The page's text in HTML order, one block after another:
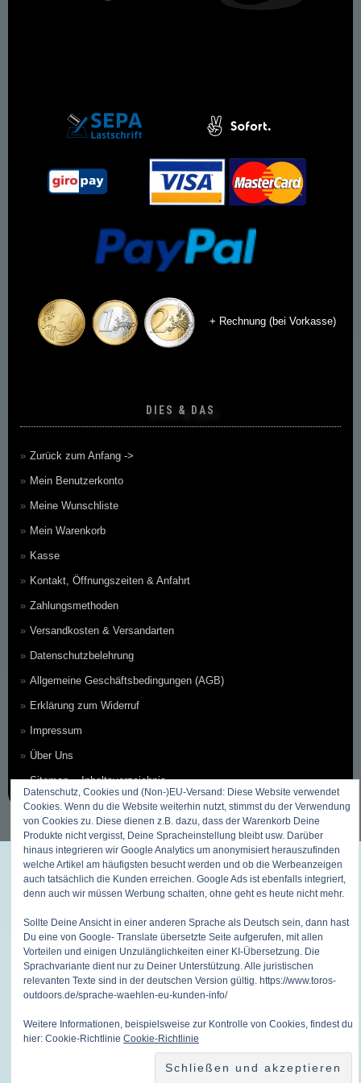
+ Rechnung (bei Vorkasse)
DIES & DAS
Zurück zum Anfang ->
Mein Benutzerkonto
Meine Wunschliste
Mein Warenkorb
Kasse
Kontakt, Öffnungszeiten & Anfahrt
Zahlungsmethoden
Versandkosten & Versandarten
Datenschutzbelehrung
Allgemeine Geschäftsbedingungen (AGB)
Erklärung zum Widerruf
Impressum
Über Uns
Sitemap ~ Inhaltsverzeichnis
Datenschutz, Cookies und (Non-)EU-Versand: Diese Website verwendet
Cookies. Wenn du die Website weiterhin nutzt, stimmst du der Verwendung
von Cookies zu. Diese dienen z.B. dazu, dass der Warenkorb Deine
Produkte nicht vergisst, Deine Spracheinstellung bleibt usw. Darüber
hinaus integrieren wir Google Analytics um anonymisiert herauszufinden
welche Artikel am häufigsten besucht werden und ob die Werbeanzeigen
auch tatsächlich die Kunden erreichen. Google Ads ist ebenfalls integriert,
denn auch wir müssen Werbung schalten, ohne geht es heute nicht mehr.
Sollte Deine Ansicht in einer anderen Sprache als Deutsch sein, dann hast
Du eine von Google- Translate übersetzte Seite aufgerufen, mit allen
Vorteilen und einigen Unzulänglichkeiten einer KI-Übersetzung. Die
Sprachvariante dient nur zu Deiner Unterstützung. Alle juristischen
relevanten Texte sind in der deutschen Version gültig. https://www.toros-
outdoors.de/sprache-waehlen-eu-kunden-info/
Weitere Informationen, beispielsweise zur Kontrolle von Cookies, findest du
hier: Cookie-Richtlinie Cookie-Richtlinie